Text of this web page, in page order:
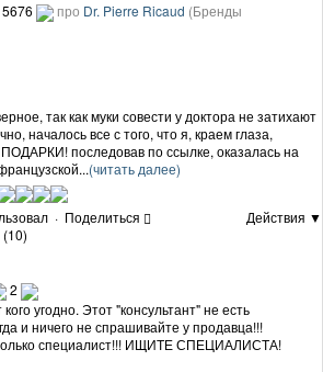
5676 про Dr. Pierre Ricaud (Бренды
так как муки совести у доктора не затихают
началось все с того, что я, краем глаза,
последовав по ссылке, оказалась на
(читать далее)
· Поделиться
Действия ▼
2
угодно. Этот "консультант" не есть
и ничего не спрашивайте у продавца!!!
специалист!!! ИЩИТЕ СПЕЦИАЛИСТА!